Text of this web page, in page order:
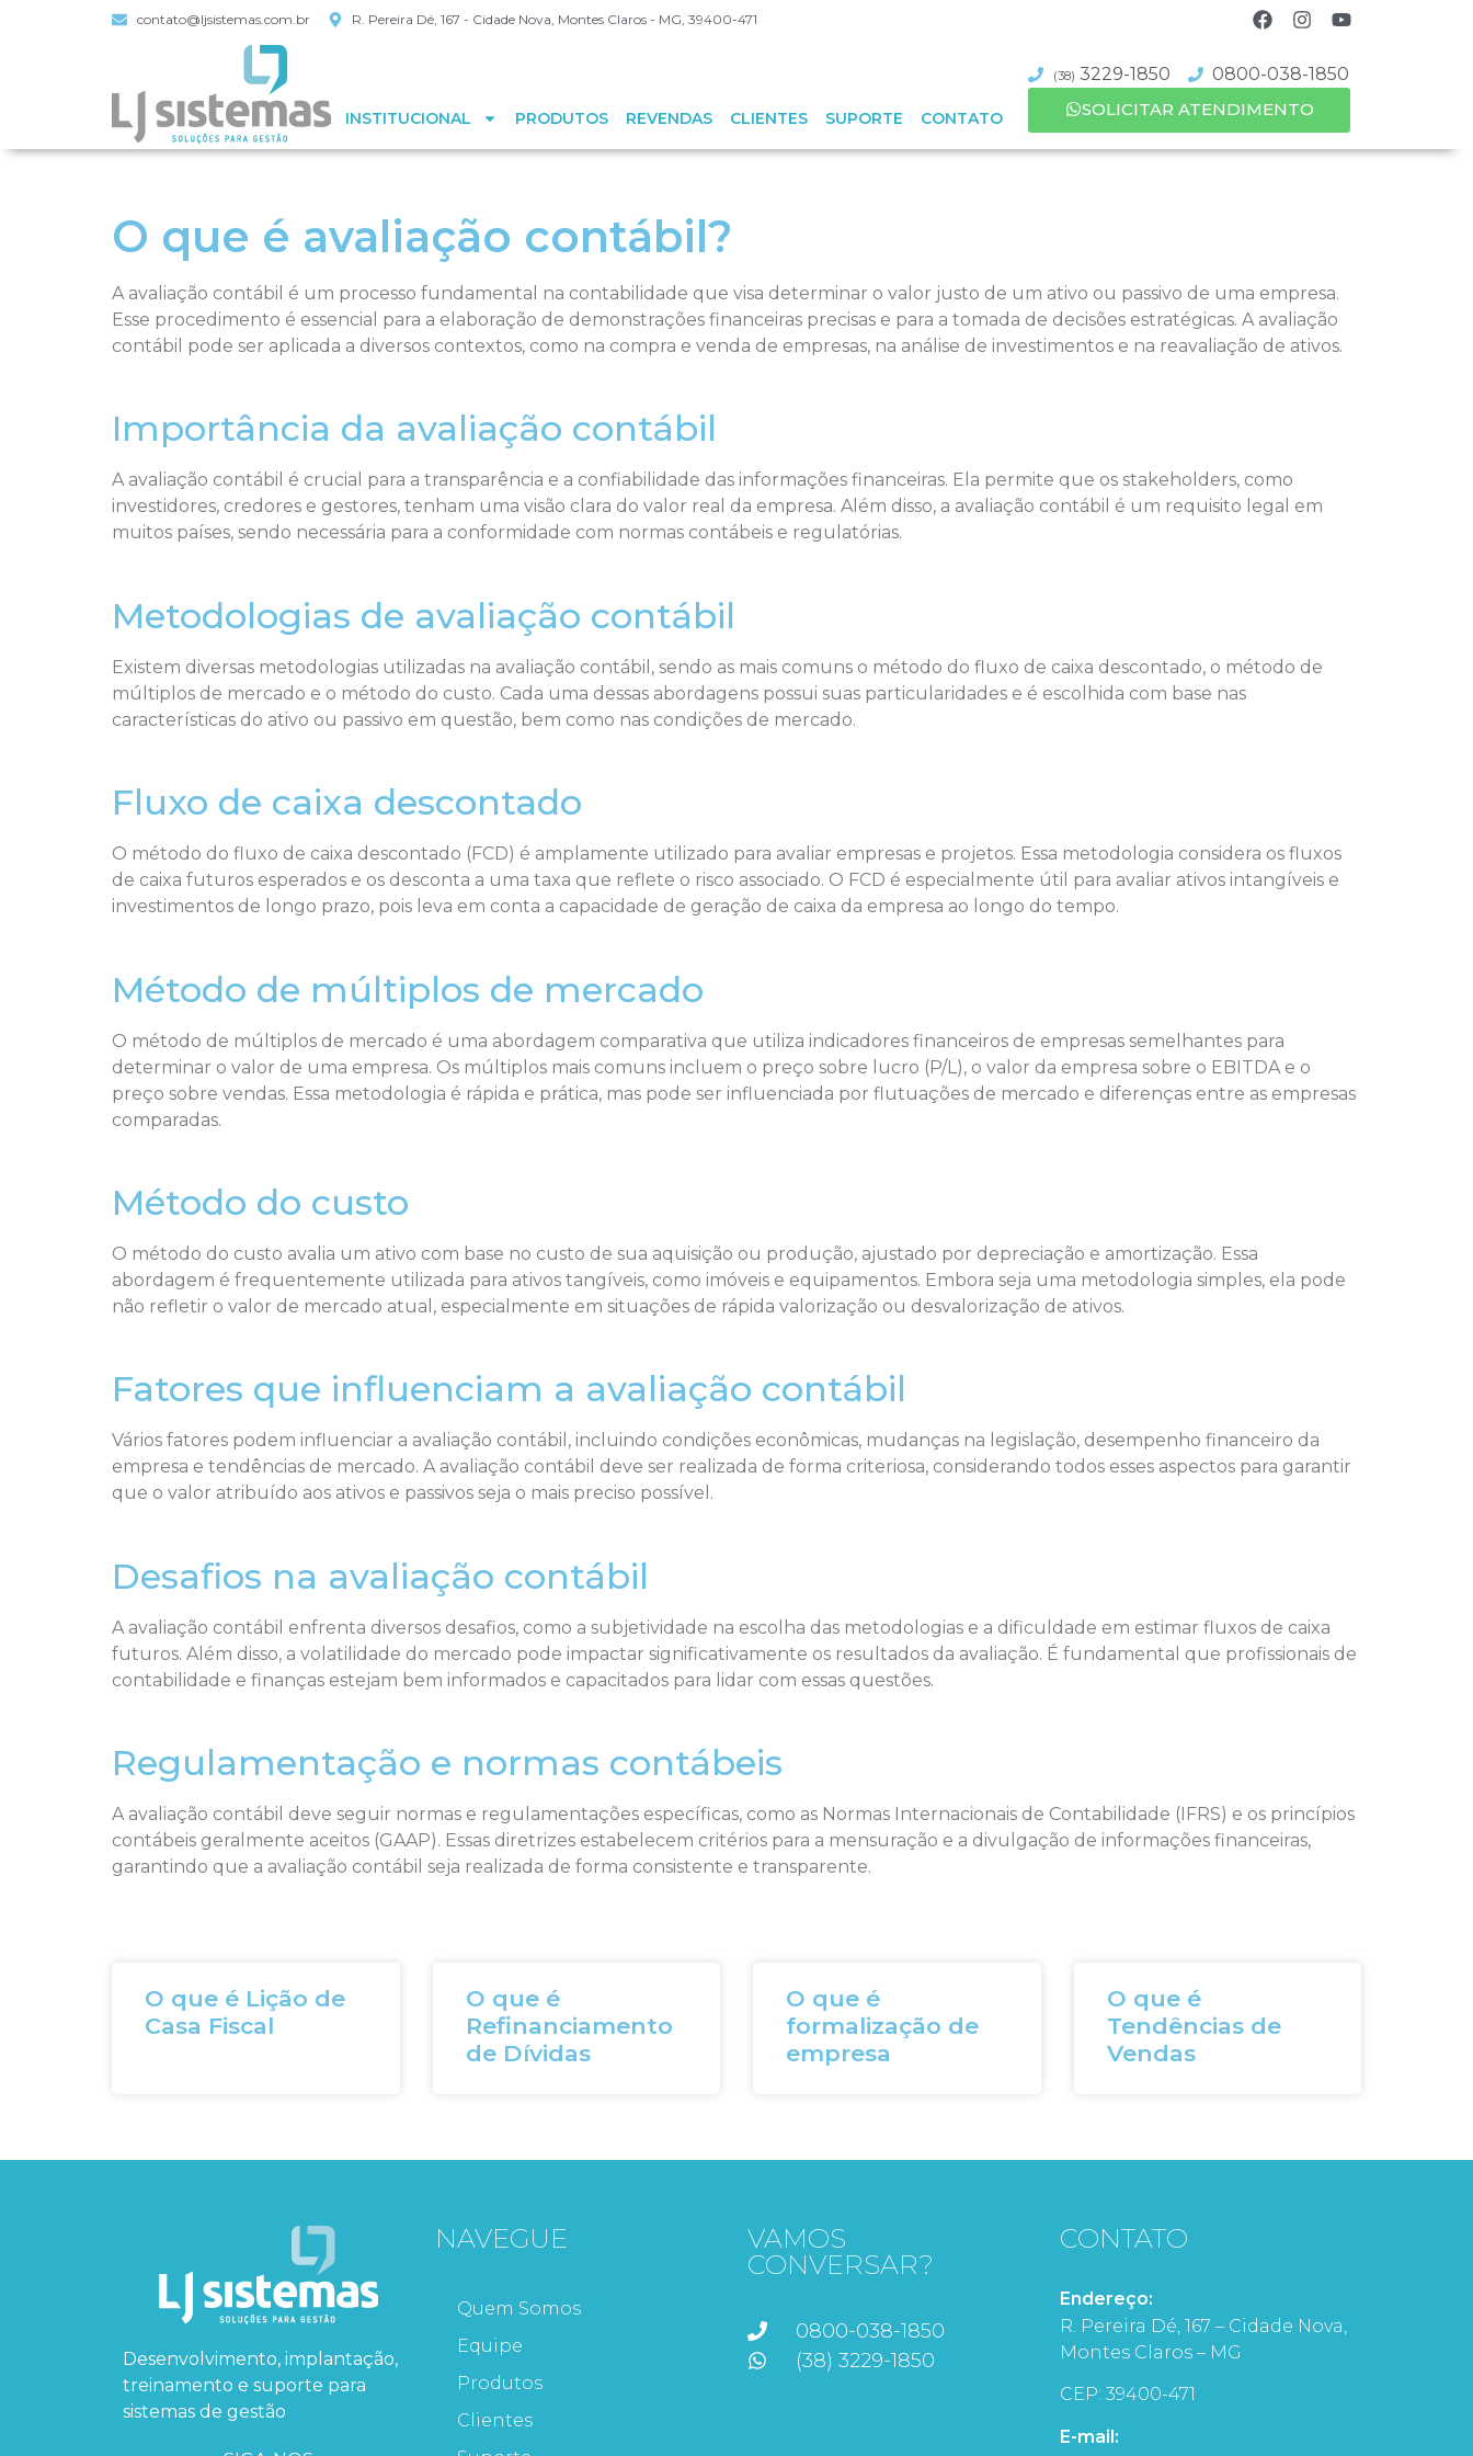
contato@ljsistemas.com.br R. Pereira Dé, 167 - Cidade Nova, Montes Claros - MG, 39400-471
INSTITUCIONAL PRODUTOS REVENDAS CLIENTES SUPORTE CONTATO
(38) 3229-1850
0800-038-1850
SOLICITAR ATENDIMENTO
O que é avaliação contábil?
A avaliação contábil é um processo fundamental na contabilidade que visa determinar o valor justo de um ativo ou passivo de uma empresa.
Esse procedimento é essencial para a elaboração de demonstrações financeiras precisas e para a tomada de decisões estratégicas. A avaliação
contábil pode ser aplicada a diversos contextos, como na compra e venda de empresas, na análise de investimentos e na reavaliação de ativos.
Importância da avaliação contábil
A avaliação contábil é crucial para a transparência e a confiabilidade das informações financeiras. Ela permite que os stakeholders, como
investidores, credores e gestores, tenham uma visão clara do valor real da empresa. Além disso, a avaliação contábil é um requisito legal em
muitos países, sendo necessária para a conformidade com normas contábeis e regulatórias.
Metodologias de avaliação contábil
Existem diversas metodologias utilizadas na avaliação contábil, sendo as mais comuns o método do fluxo de caixa descontado, o método de
múltiplos de mercado e o método do custo. Cada uma dessas abordagens possui suas particularidades e é escolhida com base nas
características do ativo ou passivo em questão, bem como nas condições de mercado.
Fluxo de caixa descontado
O método do fluxo de caixa descontado (FCD) é amplamente utilizado para avaliar empresas e projetos. Essa metodologia considera os fluxos
de caixa futuros esperados e os desconta a uma taxa que reflete o risco associado. O FCD é especialmente útil para avaliar ativos intangíveis e
investimentos de longo prazo, pois leva em conta a capacidade de geração de caixa da empresa ao longo do tempo.
Método de múltiplos de mercado
O método de múltiplos de mercado é uma abordagem comparativa que utiliza indicadores financeiros de empresas semelhantes para
determinar o valor de uma empresa. Os múltiplos mais comuns incluem o preço sobre lucro (P/L), o valor da empresa sobre o EBITDA e o
preço sobre vendas. Essa metodologia é rápida e prática, mas pode ser influenciada por flutuações de mercado e diferenças entre as empresas
comparadas.
Método do custo
O método do custo avalia um ativo com base no custo de sua aquisição ou produção, ajustado por depreciação e amortização. Essa
abordagem é frequentemente utilizada para ativos tangíveis, como imóveis e equipamentos. Embora seja uma metodologia simples, ela pode
não refletir o valor de mercado atual, especialmente em situações de rápida valorização ou desvalorização de ativos.
Fatores que influenciam a avaliação contábil
Vários fatores podem influenciar a avaliação contábil, incluindo condições econômicas, mudanças na legislação, desempenho financeiro da
empresa e tendências de mercado. A avaliação contábil deve ser realizada de forma criteriosa, considerando todos esses aspectos para garantir
que o valor atribuído aos ativos e passivos seja o mais preciso possível.
Desafios na avaliação contábil
A avaliação contábil enfrenta diversos desafios, como a subjetividade na escolha das metodologias e a dificuldade em estimar fluxos de caixa
futuros. Além disso, a volatilidade do mercado pode impactar significativamente os resultados da avaliação. É fundamental que profissionais de
contabilidade e finanças estejam bem informados e capacitados para lidar com essas questões.
Regulamentação e normas contábeis
A avaliação contábil deve seguir normas e regulamentações específicas, como as Normas Internacionais de Contabilidade (IFRS) e os princípios
contábeis geralmente aceitos (GAAP). Essas diretrizes estabelecem critérios para a mensuração e a divulgação de informações financeiras,
garantindo que a avaliação contábil seja realizada de forma consistente e transparente.
O que é Lição de
Casa Fiscal
O que é
Refinanciamento
de Dívidas
O que é
formalização de
empresa
O que é
Tendências de
Vendas
Desenvolvimento, implantação,
treinamento e suporte para
sistemas de gestão
NAVEGUE
Quem Somos
Equipe
Produtos
Clientes
VAMOS
CONVERSAR?
0800-038-1850
(38) 3229-1850
CONTATO
Endereço:
R. Pereira Dé, 167 – Cidade Nova,
Montes Claros – MG
CEP: 39400-471
E-mail: